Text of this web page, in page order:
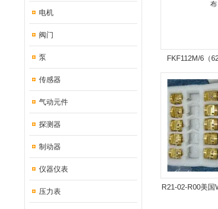
电机
阀门
泵
传感器
气动元件
探测器
制动器
仪器仪表
压力表
FKF112M/6（
EXAIR电机
R21-02-R00美